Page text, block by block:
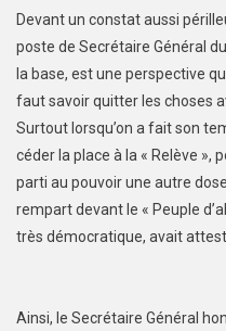
Devant un constat aussi
poste de Secrétaire Général
la base, est une perspective
faut savoir quitter les choses
Surtout lorsqu’on a fait son
céder la place à la « Relève »,
parti au pouvoir une autre
rempart devant le « Peuple
très démocratique, avait
Ainsi, le Secrétaire Général